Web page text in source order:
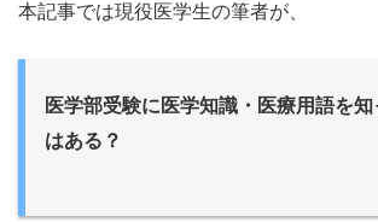
本記事では現役医学生の筆者が、
医学部受験に医学知識・医療用語を
はある？